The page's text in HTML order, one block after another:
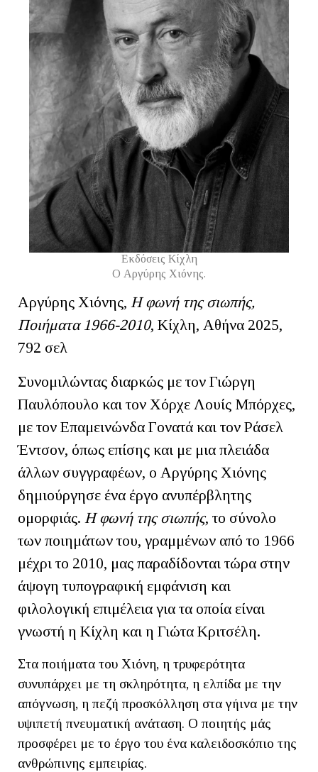
Εκδόσεις Κίχλη
Ο Αργύρης Χιόνης.
Αργύρης Χιόνης, Η φωνή της σιωπής,
Ποιήματα 1966-2010, Κίχλη, Αθήνα 2025,
792 σελ
Συνομιλώντας διαρκώς με τον Γιώργη
Παυλόπουλο και τον Χόρχε Λουίς Μπόρχες,
με τον Επαμεινώνδα Γονατά και τον Ράσελ
Έντσον, όπως επίσης και με μια πλειάδα
άλλων συγγραφέων, ο Αργύρης Χιόνης
δημιούργησε ένα έργο ανυπέρβλητης
ομορφιάς. Η φωνή της σιωπής, το σύνολο
των ποιημάτων του, γραμμένων από το 1966
μέχρι το 2010, μας παραδίδονται τώρα στην
άψογη τυπογραφική εμφάνιση και
φιλολογική επιμέλεια για τα οποία είναι
γνωστή η Κίχλη και η Γιώτα Κριτσέλη.
Στα ποιήματα του Χιόνη, η τρυφερότητα
συνυπάρχει με τη σκληρότητα, η ελπίδα με την
απόγνωση, η πεζή προσκόλληση στα γήινα με την
υψιπετή πνευματική ανάταση. Ο ποιητής μάς
προσφέρει με το έργο του ένα καλειδοσκόπιο της
ανθρώπινης εμπειρίας.